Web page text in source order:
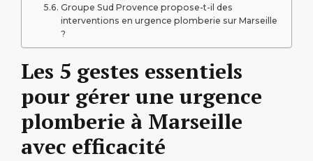
Groupe Sud Provence propose-t-il des
interventions en urgence plomberie sur Marseille
?
Les 5 gestes essentiels
pour gérer une urgence
plomberie à Marseille
avec efficacité